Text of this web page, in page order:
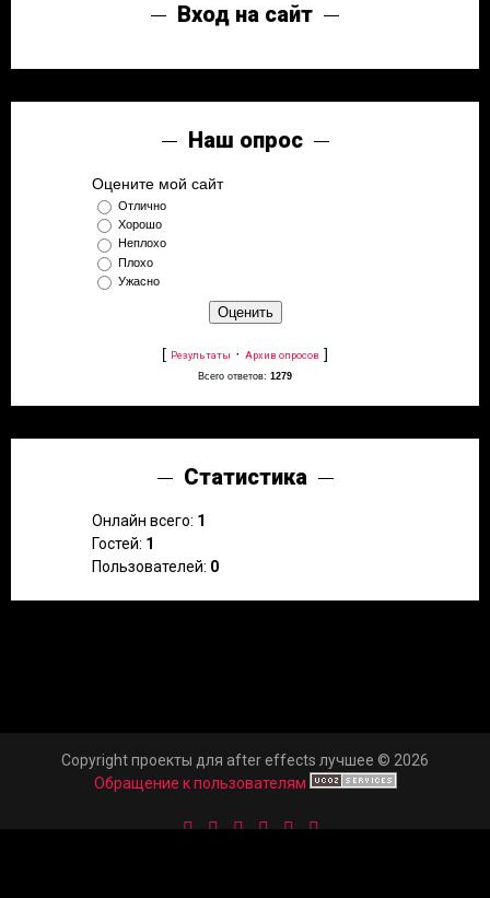
Вход на сайт
Наш опрос
Оцените мой сайт
Отлично
Хорошо
Неплохо
Плохо
Ужасно
[ Результаты · Архив опросов ]
Всего ответов: 1279
Статистика
Онлайн всего: 1
Гостей: 1
Пользователей: 0
Copyright проекты для after effects лучшее © 2026
Обращение к пользователям